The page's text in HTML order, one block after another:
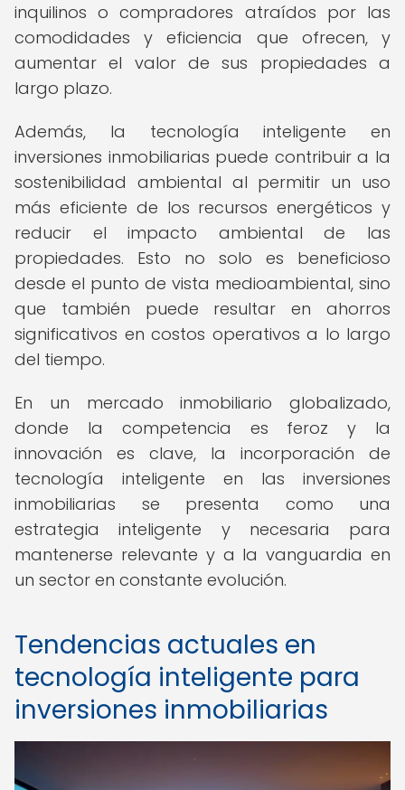
inquilinos o compradores atraídos por las
comodidades y eficiencia que ofrecen, y
aumentar el valor de sus propiedades a
largo plazo.
Además, la tecnología inteligente en
inversiones inmobiliarias puede contribuir a la
sostenibilidad ambiental al permitir un uso
más eficiente de los recursos energéticos y
reducir el impacto ambiental de las
propiedades. Esto no solo es beneficioso
desde el punto de vista medioambiental, sino
que también puede resultar en ahorros
significativos en costos operativos a lo largo
del tiempo.
En un mercado inmobiliario globalizado,
donde la competencia es feroz y la
innovación es clave, la incorporación de
tecnología inteligente en las inversiones
inmobiliarias se presenta como una
estrategia inteligente y necesaria para
mantenerse relevante y a la vanguardia en
un sector en constante evolución.
Tendencias actuales en
tecnología inteligente para
inversiones inmobiliarias